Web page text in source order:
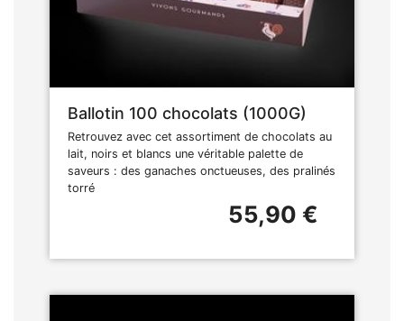
Ballotin 100 chocolats (1000G)
Retrouvez avec cet assortiment de chocolats au
lait, noirs et blancs une véritable palette de
saveurs : des ganaches onctueuses, des pralinés
torré
55,90 €